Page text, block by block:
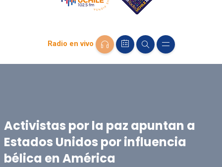
Radio en vivo
Activistas por la paz apuntan a
Estados Unidos por influencia
bélica en América